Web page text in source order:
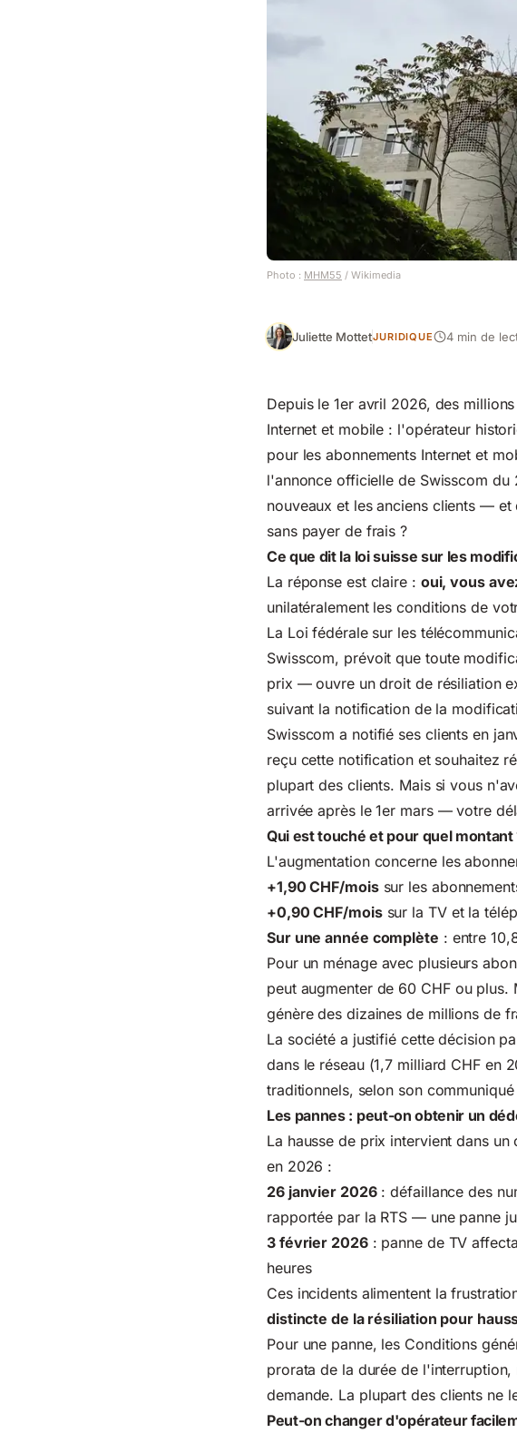
Photo : MHM55 / Wikimedia
Juliette MottetJURIDIQUE 4 min de
Depuis le 1er avril 2026, des
Internet et mobile : l'opérateur
pour les abonnements Internet et
l'annonce officielle de Swisscom du
nouveaux et les anciens clients —
sans payer de frais ?
Ce que dit la loi suisse sur les
La réponse est claire : oui, vous
unilatéralement les conditions de
La Loi fédérale sur les
Swisscom, prévoit que toute
prix — ouvre un droit de résiliation
suivant la notification de la
Swisscom a notifié ses clients en
reçu cette notification et souhaitez
plupart des clients. Mais si vous
arrivée après le 1er mars — votre
Qui est touché et pour quel montant
L'augmentation concerne les
+1,90 CHF/moissur les
+0,90 CHF/moissur la TV et la
Sur une année complète : entre
Pour un ménage avec plusieurs
peut augmenter de 60 CHF ou
génère des dizaines de millions de
La société a justifié cette décision
dans le réseau (1,7 milliard CHF en
traditionnels, selon son
Les pannes : peut-on obtenir un
La hausse de prix intervient dans
en 2026 :
26 janvier 2026: défaillance des
rapportée par la RTS — une panne
3 février 2026: panne de TV
heures
Ces incidents alimentent la
distincte de la résiliation pour
Pour une panne, les Conditions
prorata de la durée de
demande. La plupart des clients ne
Peut-on changer d'opérateur